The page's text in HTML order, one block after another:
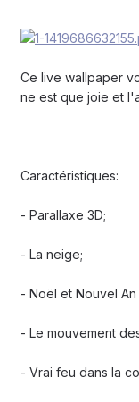
Ce live wallpaper
ne est que joie et
Caractéristiques:
- Parallaxe 3D;
- La neige;
- Noël et Nouvel
- Le mouvement
- Vrai feu dans la